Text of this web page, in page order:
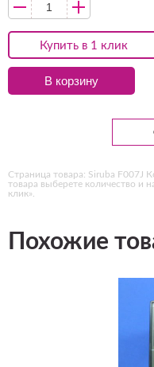
Купить в 1 клик
В корзину
Страница товара: Siruba F007J
товара выберете количество и
клик».
Похожие